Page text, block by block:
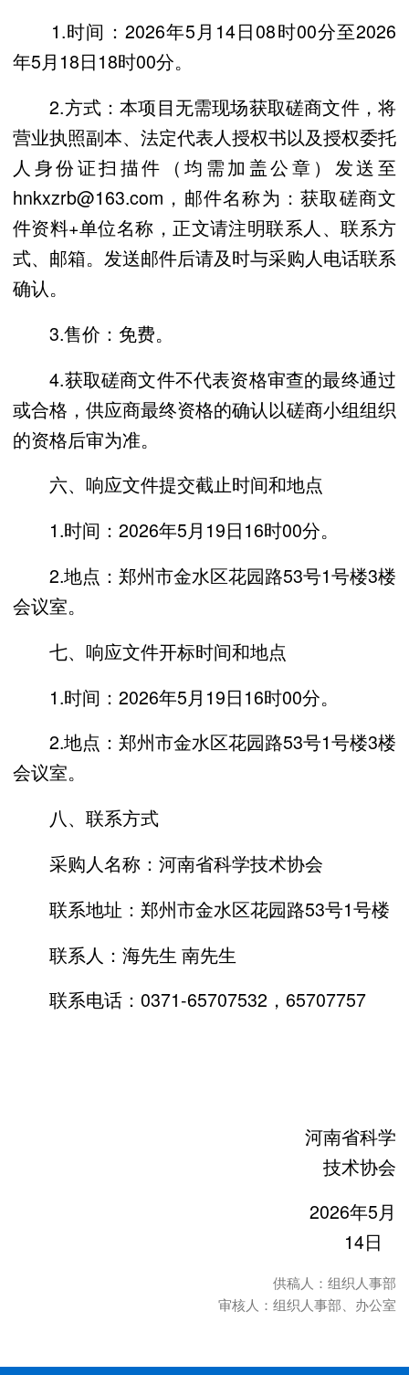
1.时间：2026年5月14日08时00分至2026
年5月18日18时00分。
2.方式：本项目无需现场获取磋商文件，将
营业执照副本、法定代表人授权书以及授权委托
人身份证扫描件（均需加盖公章）发送至
hnkxzrb@163.com，邮件名称为：获取磋商文
件资料+单位名称，正文请注明联系人、联系方
式、邮箱。发送邮件后请及时与采购人电话联系
确认。
3.售价：免费。
4.获取磋商文件不代表资格审查的最终通过
或合格，供应商最终资格的确认以磋商小组组织
的资格后审为准。
六、响应文件提交截止时间和地点
1.时间：2026年5月19日16时00分。
2.地点：郑州市金水区花园路53号1号楼3楼
会议室。
七、响应文件开标时间和地点
1.时间：2026年5月19日16时00分。
2.地点：郑州市金水区花园路53号1号楼3楼
会议室。
八、联系方式
采购人名称：河南省科学技术协会
联系地址：郑州市金水区花园路53号1号楼
联系人：海先生 南先生
联系电话：0371-65707532，65707757
河南省科学
技术协会
2026年5月
14日
供稿人：组织人事部
审核人：组织人事部、办公室